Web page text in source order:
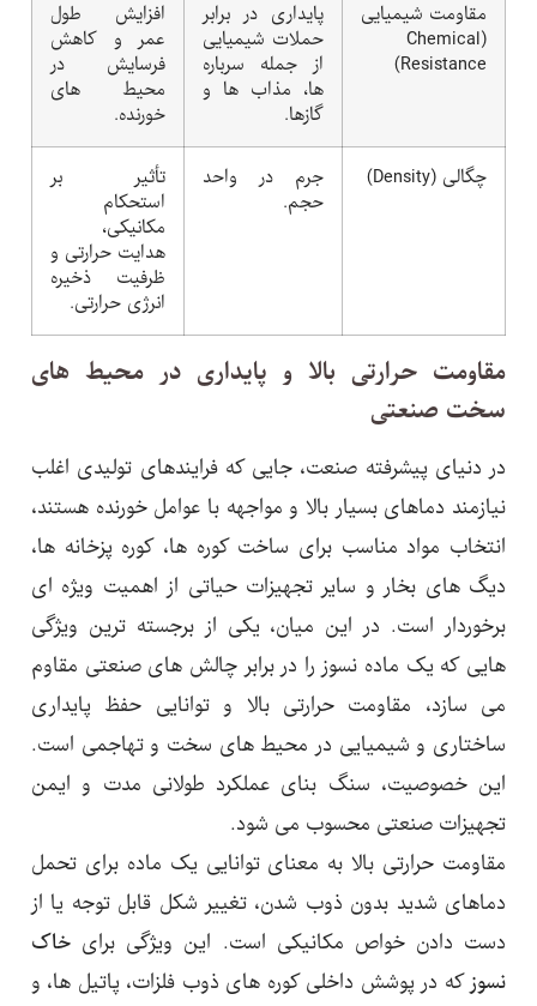
مقاومت شیمیایی
(Chemical
Resistance)
پایداری در برابر
حملات شیمیایی
از جمله سرباره
ها، مذاب ها و
گازها.
افزایش طول
عمر و کاهش
فرسایش در
محیط های
خورنده.
چگالی (Density)
جرم در واحد
حجم.
تأثیر بر
استحکام
مکانیکی،
هدایت حرارتی و
ظرفیت ذخیره
انرژی حرارتی.
مقاومت حرارتی بالا و پایداری در محیط های
سخت صنعتی
در دنیای پیشرفته صنعت، جایی که فرایندهای تولیدی اغلب
نیازمند دماهای بسیار بالا و مواجهه با عوامل خورنده هستند،
انتخاب مواد مناسب برای ساخت کوره ها، کوره پزخانه ها،
دیگ های بخار و سایر تجهیزات حیاتی از اهمیت ویژه ای
برخوردار است. در این میان، یکی از برجسته ترین ویژگی
هایی که یک ماده نسوز را در برابر چالش های صنعتی مقاوم
می سازد، مقاومت حرارتی بالا و توانایی حفظ پایداری
ساختاری و شیمیایی در محیط های سخت و تهاجمی است.
این خصوصیت، سنگ بنای عملکرد طولانی مدت و ایمن
تجهیزات صنعتی محسوب می شود.
مقاومت حرارتی بالا به معنای توانایی یک ماده برای تحمل
دماهای شدید بدون ذوب شدن، تغییر شکل قابل توجه یا از
دست دادن خواص مکانیکی است. این ویژگی برای خاک
نسوزکه در پوشش داخلی کوره های ذوب فلزات، پاتیل ها، و